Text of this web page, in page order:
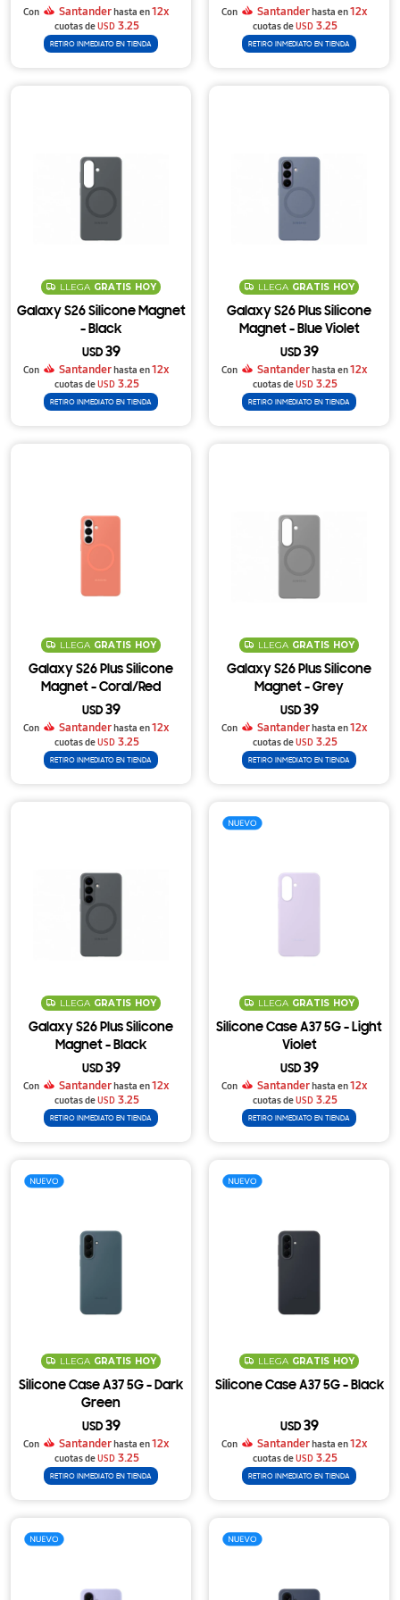
Con Santanderhasta en12x
cuotas deUSD 3.25
RETIRO INMEDIATO EN TIENDA
Con Santanderhasta en12x
cuotas deUSD 3.25
RETIRO INMEDIATO EN TIENDA
LLEGA GRATIS HOY
Galaxy S26 Silicone Magnet
- Black
USD 39
Con Santanderhasta en12x
cuotas deUSD 3.25
RETIRO INMEDIATO EN TIENDA
LLEGA GRATIS HOY
Galaxy S26 Plus Silicone
Magnet - Blue Violet
USD 39
Con Santanderhasta en12x
cuotas deUSD 3.25
RETIRO INMEDIATO EN TIENDA
LLEGA GRATIS HOY
Galaxy S26 Plus Silicone
Magnet - Coral/Red
USD 39
Con Santanderhasta en12x
cuotas deUSD 3.25
RETIRO INMEDIATO EN TIENDA
LLEGA GRATIS HOY
Galaxy S26 Plus Silicone
Magnet - Grey
USD 39
Con Santanderhasta en12x
cuotas deUSD 3.25
RETIRO INMEDIATO EN TIENDA
LLEGA GRATIS HOY
Galaxy S26 Plus Silicone
Magnet - Black
USD 39
Con Santanderhasta en12x
cuotas deUSD 3.25
RETIRO INMEDIATO EN TIENDA
LLEGA GRATIS HOY
Silicone Case A37 5G - Light
Violet
USD 39
Con Santanderhasta en12x
cuotas deUSD 3.25
RETIRO INMEDIATO EN TIENDA
LLEGA GRATIS HOY
Silicone Case A37 5G - Dark
Green
USD 39
Con Santanderhasta en12x
cuotas deUSD 3.25
RETIRO INMEDIATO EN TIENDA
LLEGA GRATIS HOY
Silicone Case A37 5G - Black
USD 39
Con Santanderhasta en12x
cuotas deUSD 3.25
RETIRO INMEDIATO EN TIENDA